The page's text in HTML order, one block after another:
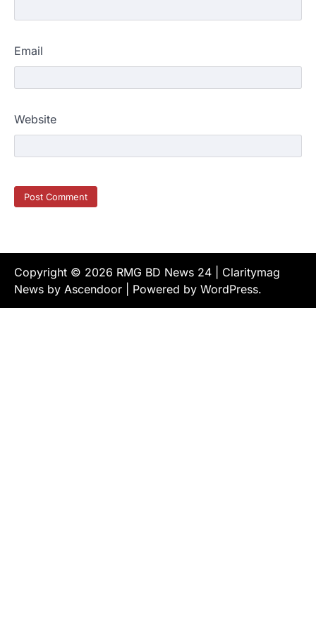
Email
Website
Copyright © 2026 RMG BD News 24 | Claritymag
News by Ascendoor | Powered by WordPress.